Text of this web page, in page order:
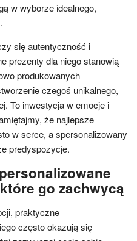
w wyborze idealnego,
się autentyczność i
prezenty dla niego stanowią
produkowanych
czegoś unikalnego,
To inwestycja w emocje i
że najlepsze
w serce, a spersonalizowany
predyspozycje.
go zachwycą
praktyczne
często okazują się